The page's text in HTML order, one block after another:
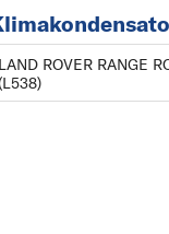
LAND ROVER RANGE